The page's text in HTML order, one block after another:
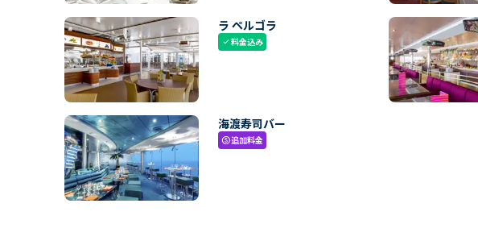
ラ ペルゴラ
check料金込み
海渡寿司バー
paid追加料金